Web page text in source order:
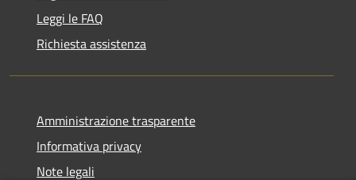
Leggi le FAQ
Richiesta assistenza
Amministrazione trasparente
Informativa privacy
Note legali